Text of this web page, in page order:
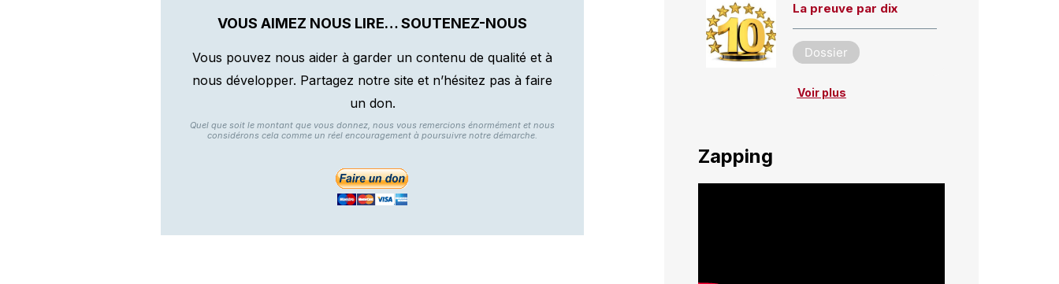
VOUS AIMEZ NOUS LIRE… SOUTENEZ-NOUS
Vous pouvez nous aider à garder un contenu de qualité et à
nous développer. Partagez notre site et n’hésitez pas à faire
un don.
Quel que soit le montant que vous donnez, nous vous remercions énormément et nous
considérons cela comme un réel encouragement à poursuivre notre démarche.
La preuve par dix
Dossier
Voir plus
Zapping